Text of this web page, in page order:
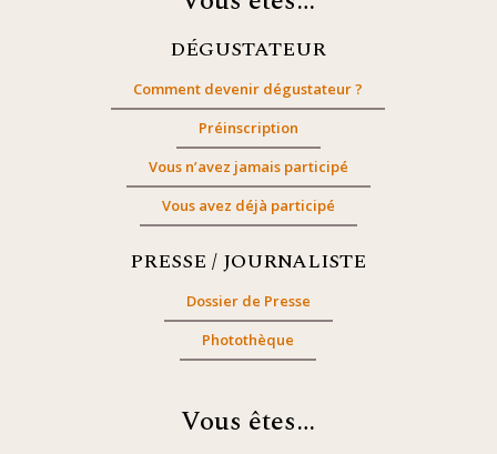
DÉGUSTATEUR
Comment devenir dégustateur ?
Préinscription
Vous n’avez jamais participé
Vous avez déjà participé
PRESSE / JOURNALISTE
Dossier de Presse
Photothèque
Vous êtes…